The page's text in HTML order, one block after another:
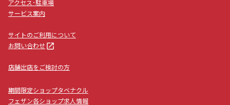
アクセス･駐車場
サービス案内
サイトのご利用について
お問い合わせ launch
店舗出店をご検討の方
期間限定ショップタベナクル
フェザン各ショップ求人情報